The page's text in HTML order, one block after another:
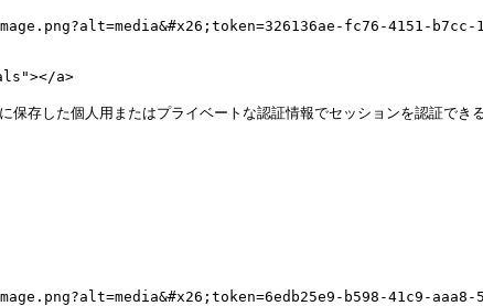
fc76-4151-
a>
存した個人用またはプライベートな認証情報でセッションを認証でき
b598-41c9-